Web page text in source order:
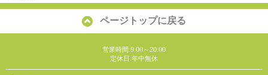
ページトップに戻る
営業時間:9:00～20:00
定休日:年中無休